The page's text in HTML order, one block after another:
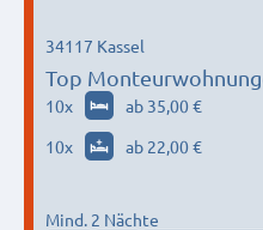
Top
Sofortbuchung 24h
34117 Kassel
10x ab 35,00 €
10x ab 22,00 €
Mind. 2 Nächte